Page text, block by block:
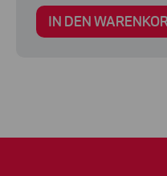
IN DEN